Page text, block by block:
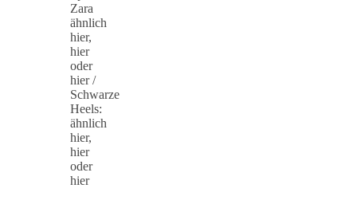
Zara
ähnlich
hier,
hier
oder
hier /
Schwarze
Heels:
ähnlich
hier,
hier
oder
hier